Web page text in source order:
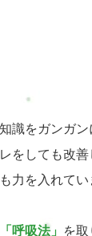
識をガンガ
をしても改
力を入れてい
「呼吸法」
を取